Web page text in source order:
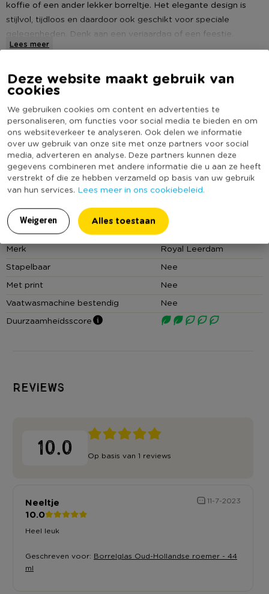
Deze website maakt gebruik van
cookies
We gebruiken cookies om content en advertenties te
personaliseren, om functies voor social media te bieden en om
ons websiteverkeer te analyseren. Ook delen we informatie
over uw gebruik van onze site met onze partners voor social
media, adverteren en analyse. Deze partners kunnen deze
gegevens combineren met andere informatie die u aan ze heeft
verstrekt of die ze hebben verzameld op basis van uw gebruik
van hun services. Lees meer in ons cookiebeleid.
Weigeren Alles toestaan
koffie of een ander lekker borreltje. Het elegante design is
stijlvol, tijdloos en daardoor ook geschikt voor speciale
gelegenheden. Denk aan een verjaardag of een feestje.
Dankzij dit Oud-Hollandse roemer glas geniet je namelijk nog
een Ø van 5 cm. Het borreltje is gemaakt van hoogwaardig
kwaliteitsglas en is daarom vaatwasmachinebestendig.
* Geschikt voor borrels en likeur
* Inhoud 44 ml
* Vaatwasmachinebestendig
Royal Leerdam
Royal Leerdam is een hoogwaardig Nederlands glasmerk met een geschiedenis die teruggaat tot 1878. De collectie bestaat uit glazen
met een tijdloze uitstraling die passen bij uiteenlopende momenten en tafelstijlen. Of je nu een glas water, wijn, bier of frisdrank serveert,
Royal Leerdam biedt glaswerk dat zowel geschikt is voor dagelijks gebruik als voor gezellige diners en feestelijke gelegenheden. Zo
geniet je van een stijlvolle presentatie van iedere drank.
Lees meer
Specificaties
Artikelnummer
104001
Online Only
Nee
Materiaal
Glas
Productbreedte (cm)
5
Producthoogte (cm)
12
Kleur
Transparant
Inhoud in liter
0,044
Productlengte (cm)
5
Merk
Royal Leerdam
Stapelbaar
Nee
Met print
Nee
Vaatwasmachine bestendig
Nee
Duurzaamheidsscore
Reviews
10.0 Op basis van 1 reviews
Neeltje 11-7-2023
10.0
Heel leuk
Geschreven voor: Borrelglas Oud-Hollandse roemer - 44
ml